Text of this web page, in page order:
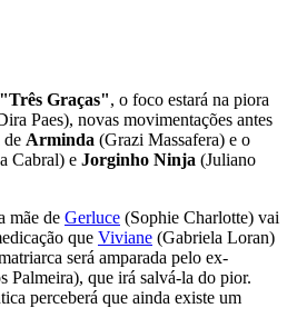
"Três Graças", o foco estará na piora
Paes), novas movimentações antes
de Arminda (Grazi Massafera) e o
Cabral) e Jorginho Ninja (Juliano
mãe de Gerluce (Sophie Charlotte) vai
que Viviane (Gabriela Loran)
será amparada pelo ex-
Palmeira), que irá salvá-la do pior.
perceberá que ainda existe um